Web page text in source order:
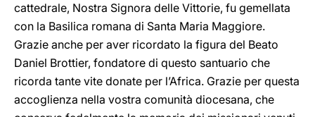
cattedrale, Nostra Signora delle Vittorie, fu gemellata
con la Basilica romana di Santa Maria Maggiore.
Grazie anche per aver ricordato la figura del Beato
Daniel Brottier, fondatore di questo santuario che
ricorda tante vite donate per l’Africa. Grazie per questa
accoglienza nella vostra comunità diocesana, che